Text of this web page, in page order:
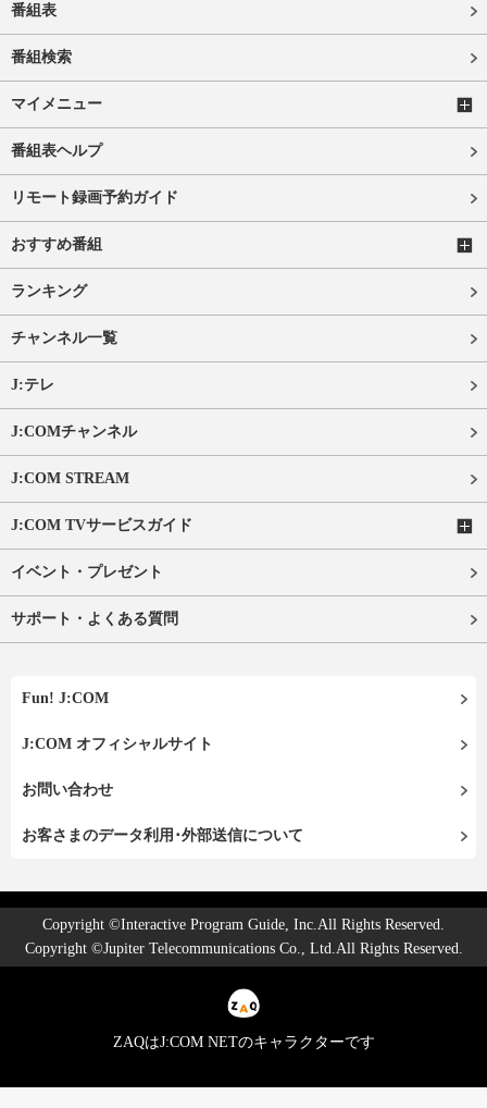
番組表
番組検索
マイメニュー
番組表ヘルプ
リモート録画予約ガイド
おすすめ番組
ランキング
チャンネル一覧
J:テレ
J:COMチャンネル
J:COM STREAM
J:COM TVサービスガイド
イベント・プレゼント
サポート・よくある質問
Fun! J:COM
J:COM オフィシャルサイト
お問い合わせ
お客さまのデータ利用･外部送信について
Copyright ©Interactive Program Guide, Inc.All Rights Reserved.
Copyright ©Jupiter Telecommunications Co., Ltd.All Rights Reserved.
ZAQはJ:COM NETのキャラクターです